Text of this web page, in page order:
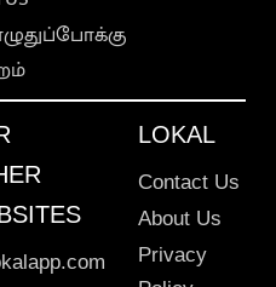
LOKAL
Contact Us
About Us
Privacy